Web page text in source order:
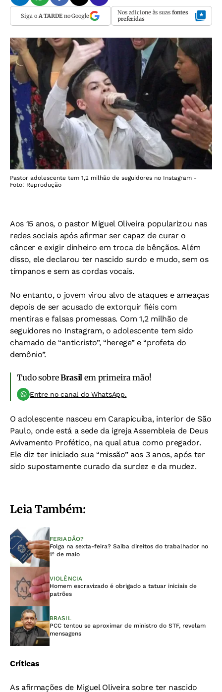
Siga o A TARDEno Google Nos adicione às suas fontes
preferidas
Pastor adolescente tem 1,2 milhão de seguidores no Instagram -
Foto: Reprodução
Aos 15 anos, o pastor Miguel Oliveira popularizou nas
redes sociais após afirmar ser capaz de curar o
câncer e exigir dinheiro em troca de bênçãos. Além
disso, ele declarou ter nascido surdo e mudo, sem os
tímpanos e sem as cordas vocais.
No entanto, o jovem virou alvo de ataques e ameaças
depois de ser acusado de extorquir fiéis com
mentiras e falsas promessas. Com 1,2 milhão de
seguidores no Instagram, o adolescente tem sido
chamado de “anticristo”, “herege” e “profeta do
demônio”.
Tudo sobreBrasil em primeira mão!
Entre no canal do WhatsApp.
O adolescente nasceu em Carapicuíba, interior de São
Paulo, onde está a sede da igreja Assembleia de Deus
Avivamento Profético, na qual atua como pregador.
Ele diz ter iniciado sua “missão” aos 3 anos, após ter
sido supostamente curado da surdez e da mudez.
Leia Também:
FERIADÃO?
Folga na sexta-feira? Saiba direitos do trabalhador no
1º de maio
VIOLÊNCIA
Homem escravizado é obrigado a tatuar iniciais de
patrões
BRASIL
PCC tentou se aproximar de ministro do STF, revelam
mensagens
Críticas
As afirmações de Miguel Oliveira sobre ter nascido